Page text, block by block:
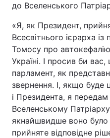
до Вселенського
«Я, як Президент,
Всесвітнього ієрарха
Томосу про
Україні. І просив би
парламент, як
звернення. І, якщо буде
і Президента, я передам
Вселенському
якнайшвидше воно було
прийняте відповідне